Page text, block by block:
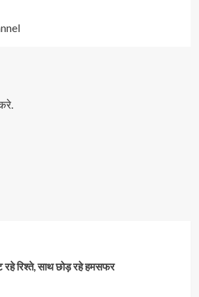
रहे रिश्ते, साथ छोड़ रहे हमसफर